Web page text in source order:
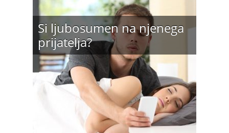
Si ljubosumen na njenega
prijatelja?